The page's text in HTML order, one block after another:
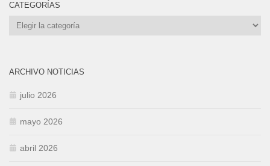
CATEGORÍAS
Categorías
ARCHIVO NOTICIAS
julio 2026
mayo 2026
abril 2026